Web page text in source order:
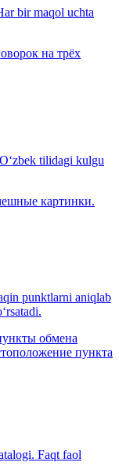
bir maqol uchta
на трёх
tilidagi kulgu
картинки.
punktlarni aniqlab
обмена
пункта
Faqt faol